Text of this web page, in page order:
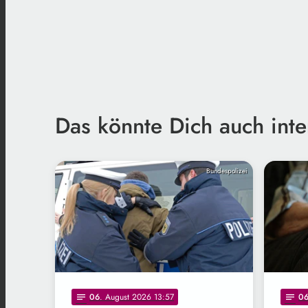
Das könnte Dich auch
Bundespolizei
notes 06. August 2026 13:57 notes 06